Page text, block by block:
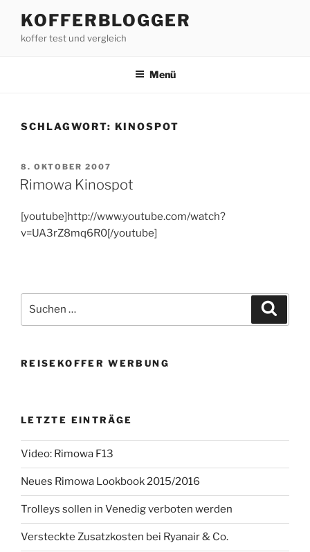
Inhalt
springen
KOFFERBLOGGER
koffer test und vergleich
Menü
SCHLAGWORT: KINOSPOT
VERÖFFENTLICHT
AM
8. OKTOBER 2007
Rimowa Kinospot
[youtube]http://www.youtube.com/watch?
v=UA3rZ8mq6R0[/youtube]
nach:
REISEKOFFER WERBUNG
LETZTE EINTRÄGE
Video: Rimowa F13
Neues Rimowa Lookbook 2015/2016
Trolleys sollen in Venedig verboten werden
Versteckte Zusatzkosten bei Ryanair & Co.